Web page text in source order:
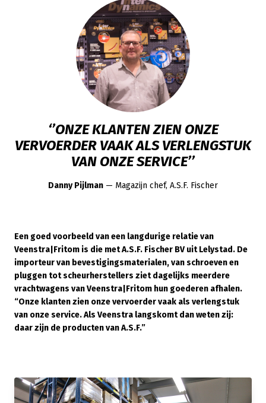
‘’ONZE KLANTEN ZIEN ONZE
VERVOERDER VAAK ALS VERLENGSTUK
VAN ONZE SERVICE’’
Danny Pijlman — Magazijn chef, A.S.F. Fischer
Een goed voorbeeld van een langdurige relatie van
Veenstra|Fritom is die met A.S.F. Fischer BV uit Lelystad. De
importeur van bevestigingsmaterialen, van schroeven en
pluggen tot scheurherstellers ziet dagelijks meerdere
vrachtwagens van Veenstra|Fritom hun goederen afhalen.
“Onze klanten zien onze vervoerder vaak als verlengstuk
van onze service. Als Veenstra langskomt dan weten zij:
daar zijn de producten van A.S.F.”